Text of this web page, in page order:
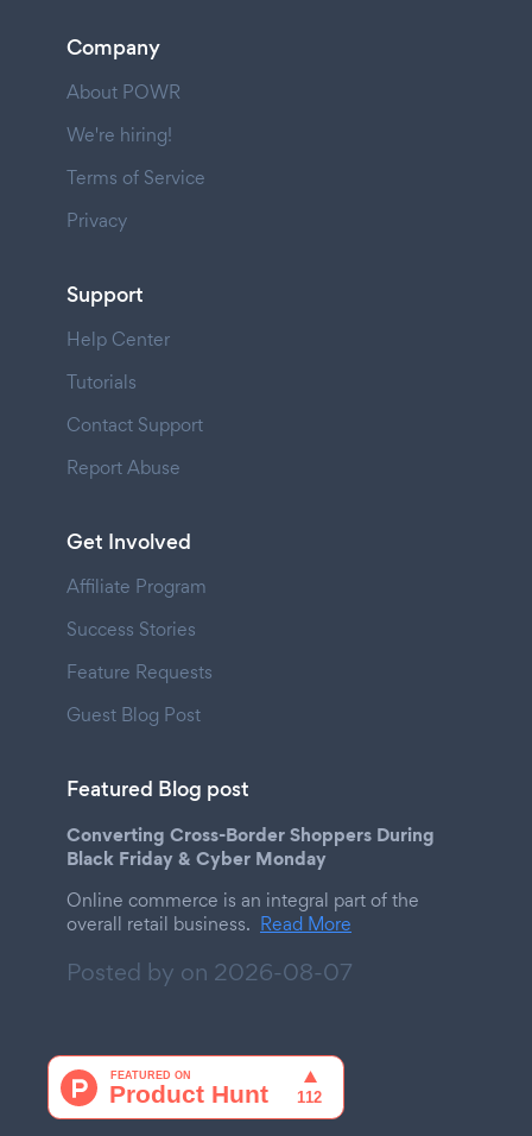
Company
About POWR
We're hiring!
Terms of Service
Privacy
Support
Help Center
Tutorials
Contact Support
Report Abuse
Get Involved
Affiliate Program
Success Stories
Feature Requests
Guest Blog Post
Featured Blog post
Converting Cross-Border Shoppers During
Black Friday & Cyber Monday
Online commerce is an integral part of the
overall retail business. Read More
Posted by on 2026-08-07